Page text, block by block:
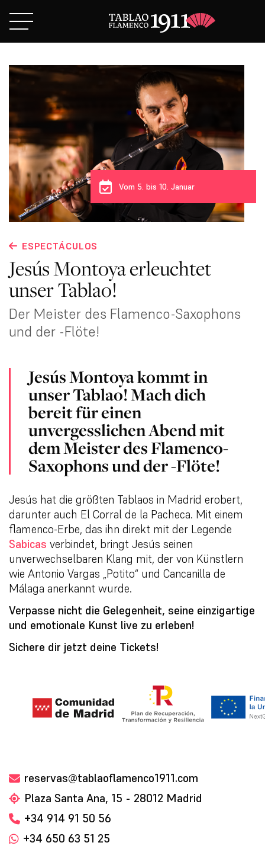
Vom 5. bis 10. Januar
ESPECTÁCULOS
Jesús Montoya erleuchtet
unser Tablao!
Der Meister des Flamenco-Saxophons
und der -Flöte!
Jesús Montoya kommt in
unser Tablao! Mach dich
bereit für einen
unvergesslichen Abend mit
dem Meister des Flamenco-
Saxophons und der -Flöte!
Jesús hat die größten Tablaos in Madrid erobert,
darunter auch El Corral de la Pacheca. Mit einem
flamenco-Erbe, das ihn direkt mit der Legende
Sabicas verbindet, bringt Jesús seinen
unverwechselbaren Klang mit, der von Künstlern
wie Antonio Vargas „Potito“ und Cancanilla de
Málaga anerkannt wurde.
Verpasse nicht die Gelegenheit, seine einzigartige
und emotionale Kunst live zu erleben!
Sichere dir jetzt deine Tickets!
reservas@tablaoflamenco1911.com
Plaza Santa Ana, 15 - 28012 Madrid
+34 914 91 50 56
+34 650 63 51 25